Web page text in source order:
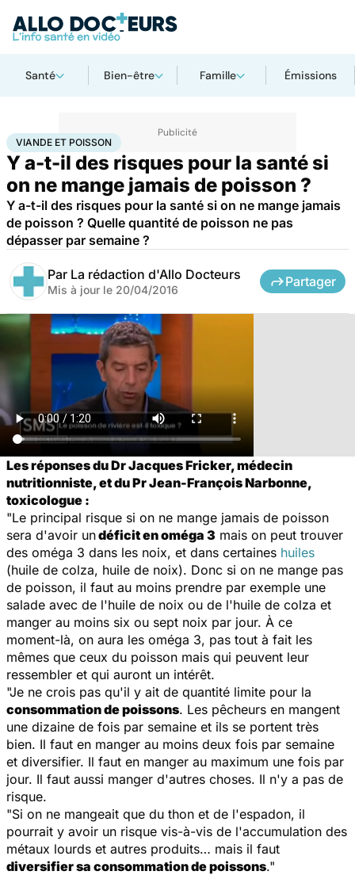
Santé Bien-être Famille Émissions
AccueilSantéMaladies Viande et poisson
VIANDE ET POISSON
Y a-t-il des risques pour la santé si
on ne mange jamais de poisson ?
Y a-t-il des risques pour la santé si on ne mange jamais
de poisson ? Quelle quantité de poisson ne pas
dépasser par semaine ?
Par La rédaction d'Allo Docteurs
Mis à jour le 20/04/2016
Partager
Les réponses du Dr Jacques Fricker, médecin
nutritionniste, et du Pr Jean-François Narbonne,
toxicologue :
"Le principal risque si on ne mange jamais de poisson
sera d'avoir undéficit en oméga 3 mais on peut trouver
des oméga 3 dans les noix, et dans certaines huiles
(huile de colza, huile de noix). Donc si on ne mange pas
de poisson, il faut au moins prendre par exemple une
salade avec de l'huile de noix ou de l'huile de colza et
manger au moins six ou sept noix par jour. À ce
moment-là, on aura les oméga 3, pas tout à fait les
mêmes que ceux du poisson mais qui peuvent leur
ressembler et qui auront un intérêt.
"Je ne crois pas qu'il y ait de quantité limite pour la
consommation de poissons. Les pêcheurs en mangent
une dizaine de fois par semaine et ils se portent très
bien. Il faut en manger au moins deux fois par semaine
et diversifier. Il faut en manger au maximum une fois par
jour. Il faut aussi manger d'autres choses. Il n'y a pas de
risque.
"Si on ne mangeait que du thon et de l'espadon, il
pourrait y avoir un risque vis-à-vis de l'accumulation des
métaux lourds et autres produits… mais il faut
diversifier sa consommation de poissons."